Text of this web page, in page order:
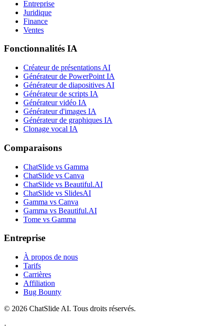
Entreprise
Juridique
Finance
Ventes
Fonctionnalités IA
Créateur de présentations AI
Générateur de PowerPoint IA
Générateur de diapositives AI
Générateur de scripts IA
Générateur vidéo IA
Générateur d'images IA
Générateur de graphiques IA
Clonage vocal IA
Comparaisons
ChatSlide vs Gamma
ChatSlide vs Canva
ChatSlide vs Beautiful.AI
ChatSlide vs SlidesAI
Gamma vs Canva
Gamma vs Beautiful.AI
Tome vs Gamma
Entreprise
À propos de nous
Tarifs
Carrières
Affiliation
Bug Bounty
© 2026 ChatSlide AI. Tous droits réservés.
·